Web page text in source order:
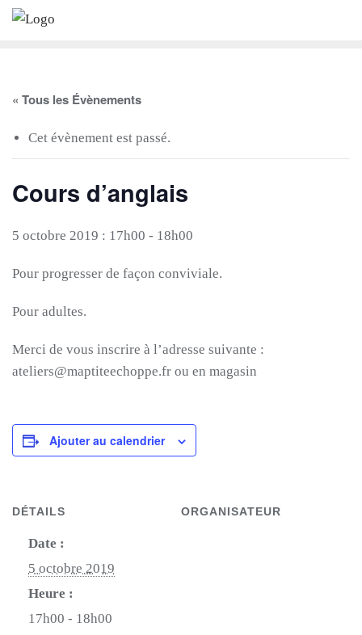
Skip
« Tous les Évènements
Cet évènement est passé.
Cours d’anglais
5 octobre 2019 : 17h00 - 18h00
Pour progresser de façon conviviale.
Pour adultes.
Merci de vous inscrire à l’adresse suivante :
ateliers@maptiteechoppe.fr ou en magasin
Ajouter au calendrier
DÉTAILS
Date :
5 octobre 2019
Heure :
17h00 - 18h00
ORGANISATEUR